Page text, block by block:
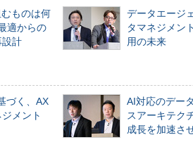
ものは何
適からの
設計
データエージ
タマネジメン
用の未来
づく、AX
メント
AI対応のデー
スアーキテク
成長を加速さ